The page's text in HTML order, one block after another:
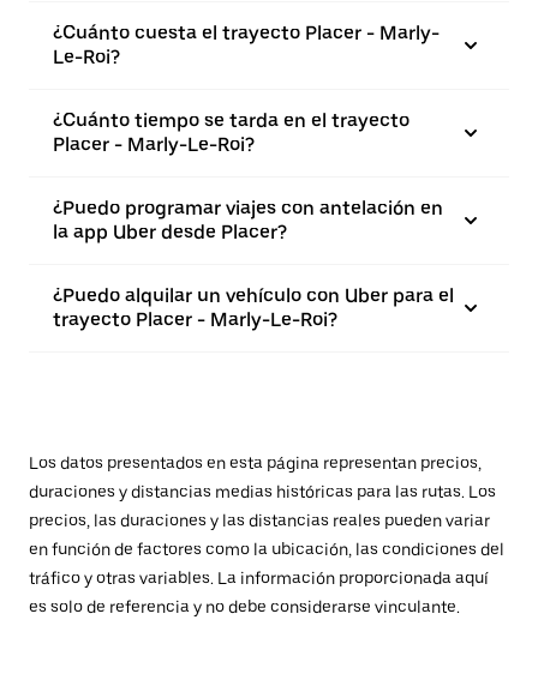
¿Cuánto cuesta el trayecto Placer - Marly-
Le-Roi?
¿Cuánto tiempo se tarda en el trayecto
Placer - Marly-Le-Roi?
¿Puedo programar viajes con antelación en
la app Uber desde Placer?
¿Puedo alquilar un vehículo con Uber para el
trayecto Placer - Marly-Le-Roi?
Los datos presentados en esta página representan precios,
duraciones y distancias medias históricas para las rutas. Los
precios, las duraciones y las distancias reales pueden variar
en función de factores como la ubicación, las condiciones del
tráfico y otras variables. La información proporcionada aquí
es solo de referencia y no debe considerarse vinculante.